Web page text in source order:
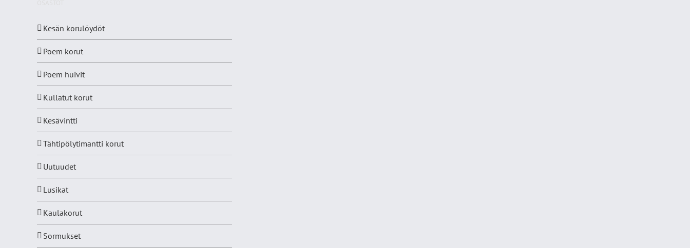
Kesän korulöydöt
Poem korut
Poem huivit
Kullatut korut
Kesävintti
Tähtipölytimantti korut
Uutuudet
Lusikat
Kaulakorut
Sormukset